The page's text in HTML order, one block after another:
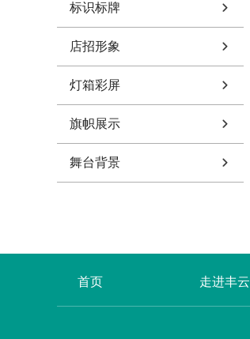
标识标牌
店招形象
灯箱彩屏
旗帜展示
舞台背景
首页 走进丰云